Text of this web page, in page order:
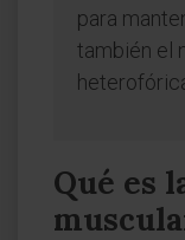
para
también el
Qué es